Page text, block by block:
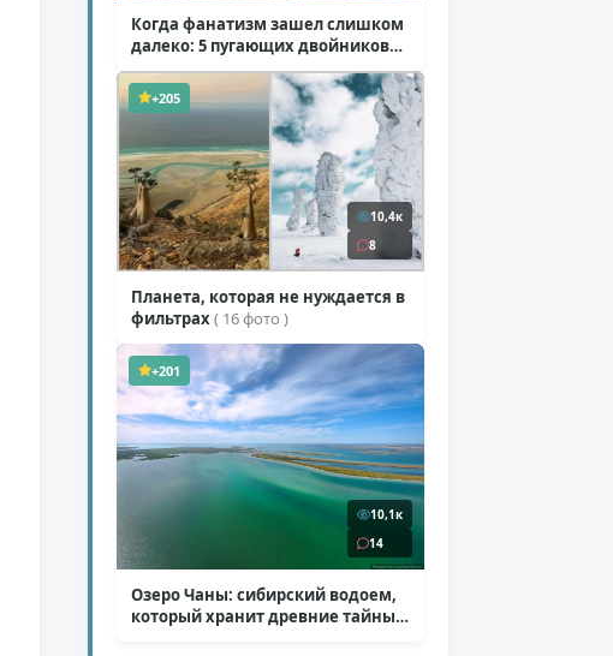
Когда фанатизм зашел слишком
далеко: 5 пугающих двойников
звезд( 10 фото )
+205
10,4к
8
Планета, которая не нуждается в
фильтрах( 16 фото )
+201
10,1к
14
Озеро Чаны: сибирский водоем,
который хранит древние тайны